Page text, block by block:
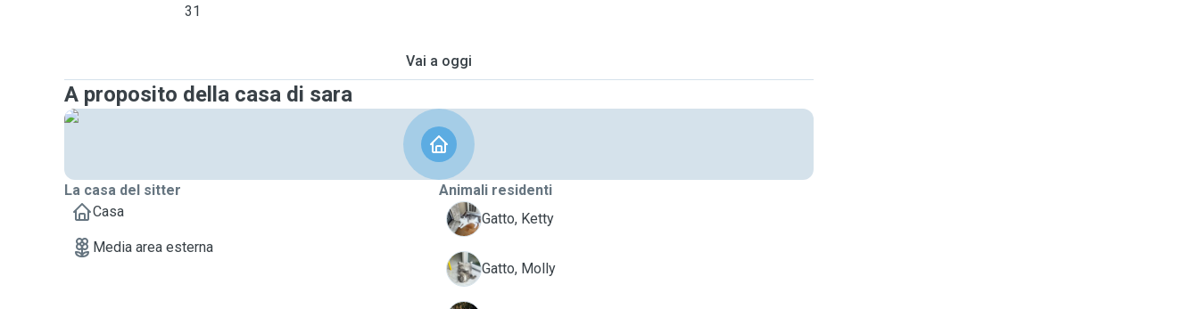
31
Vai a oggi
A proposito della casa di sara
La casa del sitter
Casa
Media area esterna
Animali residenti
K
Gatto, Ketty
M Gatto, Molly